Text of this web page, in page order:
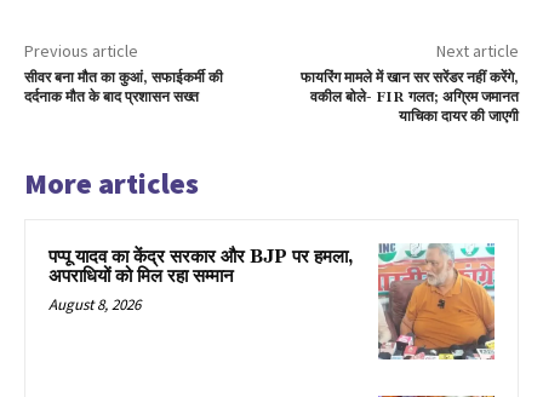
Previous article
सीवर बना मौत का कुआं, सफाईकर्मी की
दर्दनाक मौत के बाद प्रशासन सख्त
Next article
फायरिंग मामले में खान सर सरेंडर नहीं करेंगे,
वकील बोले- FIR गलत; अग्रिम जमानत
याचिका दायर की जाएगी
More articles
पप्पू यादव का केंद्र सरकार और BJP पर हमला,
अपराधियों को मिल रहा सम्मान
August 8, 2026